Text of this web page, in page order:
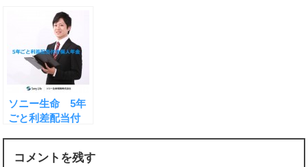
ソニー生命 5年
ごと利差配当付
コメントを残す